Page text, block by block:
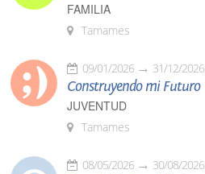
FAMILIA
Tamames
09/01/2026 31/12/2026
Construyendo mi Futuro
JUVENTUD
Tamames
08/05/2026 30/08/2026